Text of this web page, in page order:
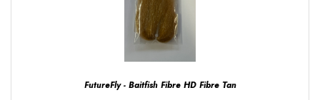
FutureFly - Baitfish Fibre HD Fibre Tan